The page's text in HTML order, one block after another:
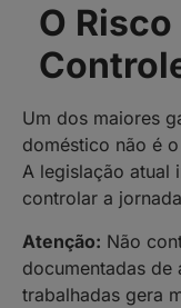
O
Um dos maiores
doméstico não é
A legislação atual
controlar a
Atenção: Não
documentadas de
trabalhadas gera